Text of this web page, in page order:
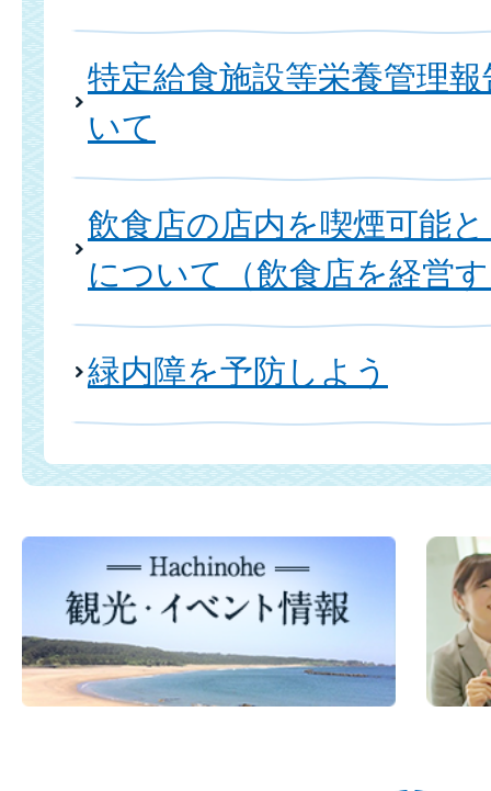
特定給食施設等栄養管理
いて
飲食店の店内を喫煙可能
について（飲食店を経営
緑内障を予防しよう